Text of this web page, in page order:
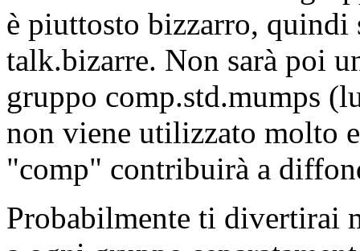
è piuttosto bizzarro, quindi
talk.bizarre. Non sarà poi
gruppo comp.std.mumps
non viene utilizzato molto
"comp" contribuirà a
Probabilmente ti divertirai